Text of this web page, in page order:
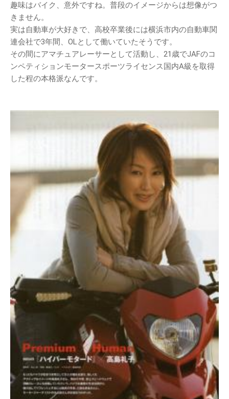
趣味はバイク、意外ですね。普段のイメージからは想像がつ
きません。
実は自動車が大好きで、高校卒業後には横浜市内の自動車関
連会社で3年間、OLとして働いていたそうです。
その間にアマチュアレーサーとして活動し、21歳でJAFのコ
ンペティションモータースポーツライセンス国内A級を取得
した程の本格派なんです。